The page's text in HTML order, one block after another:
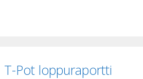
T-Pot loppuraportti